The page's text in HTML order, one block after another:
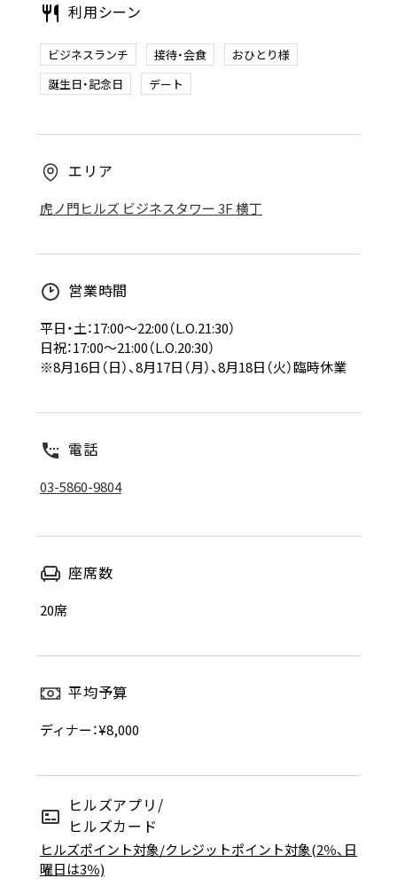
利用シーン
ビジネスランチ 接待・会食
おひとり様
誕生日・記念日
デート
エリア
虎ノ門ヒルズ ビジネスタワー 3F 横丁
営業時間
平日・土：17:00～22:00（L.O.21:30）
日祝：17:00〜21:00（L.O.20:30）
※8月16日（日）、8月17日（月）、8月18日（火）臨時休業
電話
03-5860-9804
座席数
20席
平均予算
ディナー：¥8,000
ヒルズアプリ/
ヒルズカード
ヒルズポイント対象/クレジットポイント対象(2％、日
曜日は3％)